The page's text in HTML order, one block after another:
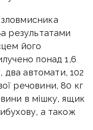
результатами
його
понад 1,6
два автомати, 102
речовини, 80 кг
в мішку, ящик
а також